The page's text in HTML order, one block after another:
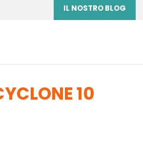
IL NOSTRO BLOG
10